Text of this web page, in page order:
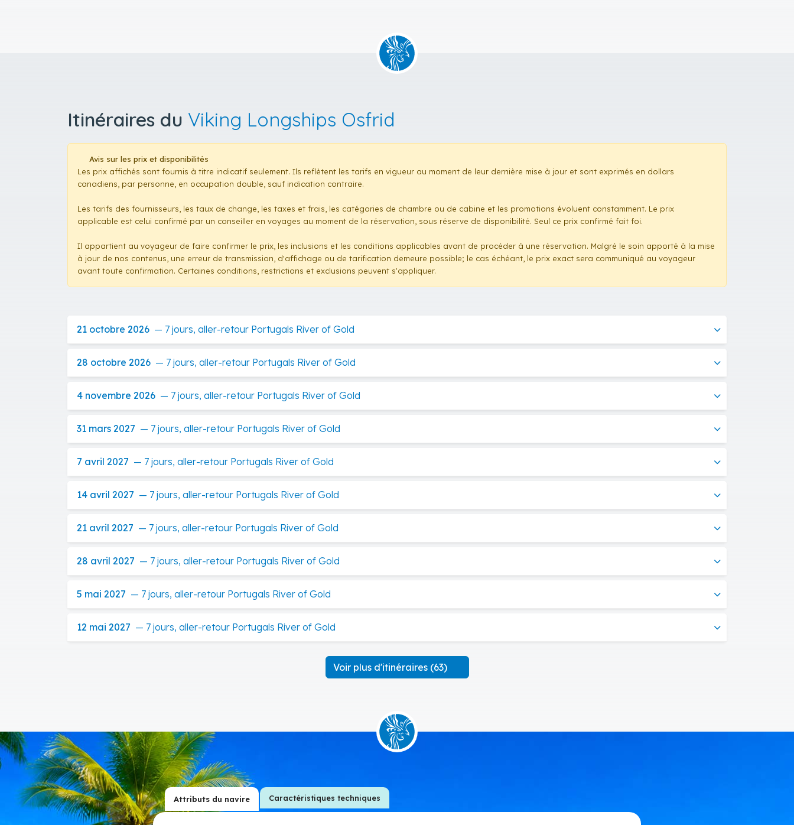
Itinéraires du Viking Longships Osfrid
Avis sur les prix et disponibilités
Les prix affichés sont fournis à titre indicatif seulement. Ils reflètent les tarifs en vigueur au moment de leur dernière mise à jour et sont exprimés en dollars
canadiens, par personne, en occupation double, sauf indication contraire.
Les tarifs des fournisseurs, les taux de change, les taxes et frais, les catégories de chambre ou de cabine et les promotions évoluent constamment. Le prix
applicable est celui confirmé par un conseiller en voyages au moment de la réservation, sous réserve de disponibilité. Seul ce prix confirmé fait foi.
Il appartient au voyageur de faire confirmer le prix, les inclusions et les conditions applicables avant de procéder à une réservation. Malgré le soin apporté à la mise
à jour de nos contenus, une erreur de transmission, d'affichage ou de tarification demeure possible; le cas échéant, le prix exact sera communiqué au voyageur
avant toute confirmation. Certaines conditions, restrictions et exclusions peuvent s'appliquer.
21 octobre 2026 — 7 jours, aller-retour Portugals River of Gold
28 octobre 2026 — 7 jours, aller-retour Portugals River of Gold
4 novembre 2026 — 7 jours, aller-retour Portugals River of Gold
31 mars 2027 — 7 jours, aller-retour Portugals River of Gold
7 avril 2027 — 7 jours, aller-retour Portugals River of Gold
14 avril 2027 — 7 jours, aller-retour Portugals River of Gold
21 avril 2027 — 7 jours, aller-retour Portugals River of Gold
28 avril 2027 — 7 jours, aller-retour Portugals River of Gold
5 mai 2027 — 7 jours, aller-retour Portugals River of Gold
12 mai 2027 — 7 jours, aller-retour Portugals River of Gold
Voir plus d'itinéraires (63)
Attributs du navire Caractéristiques techniques